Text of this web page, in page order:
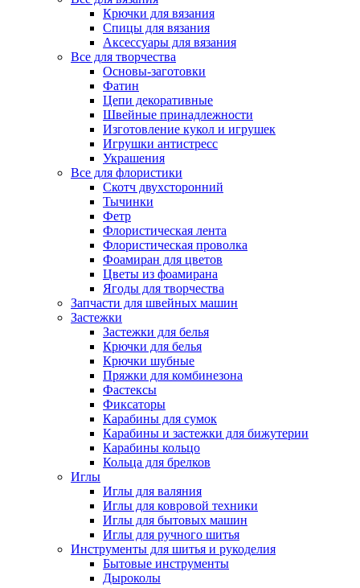
Крючки для вязания
Спицы для вязания
Аксессуары для вязания
Все для творчества
Основы-заготовки
Фатин
Цепи декоративные
Швейные принадлежности
Изготовление кукол и игрушек
Игрушки антистресс
Украшения
Все для флористики
Скотч двухсторонний
Тычинки
Фетр
Флористическая лента
Флористическая проволка
Фоамиран для цветов
Цветы из фоамирана
Ягоды для творчества
Запчасти для швейных машин
Застежки
Застежки для белья
Крючки для белья
Крючки шубные
Пряжки для комбинезона
Фастексы
Фиксаторы
Карабины для сумок
Карабины и застежки для бижутерии
Карабины кольцо
Кольца для брелков
Иглы
Иглы для валяния
Иглы для ковровой техники
Иглы для бытовых машин
Иглы для ручного шитья
Инструменты для шитья и рукоделия
Бытовые инструменты
Дыроколы